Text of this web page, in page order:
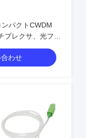
パクトCWDM
プレクサ、光ファ
高信頼性
わせ